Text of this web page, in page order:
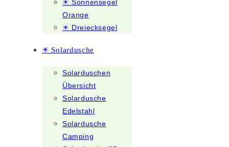
☀ Sonnensegel
Orange
☀ Dreiecksegel
☀ Solardusche
Solarduschen
Übersicht
Solardusche
Edelstahl
Solardusche
Camping